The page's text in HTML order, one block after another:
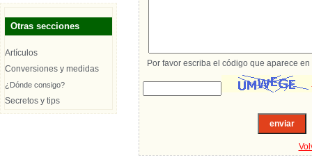
Otras secciones
Artículos
Conversiones y medidas
¿Dónde consigo?
Secretos y tips
Por favor escriba el código que aparece en